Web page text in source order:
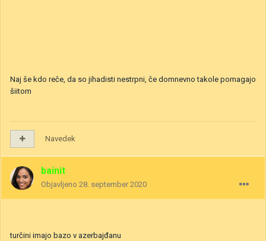
Naj še kdo reče, da so jihadisti nestrpni, če domnevno takole pomagajo
šiitom
Navedek
bainit
Objavljeno 28. september 2020
turčini imajo bazo v azerbajđanu